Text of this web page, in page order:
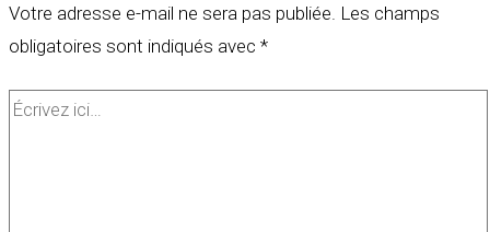
Votre adresse e-mail ne sera pas publiée. Les champs
obligatoires sont indiqués avec *
Écrivez